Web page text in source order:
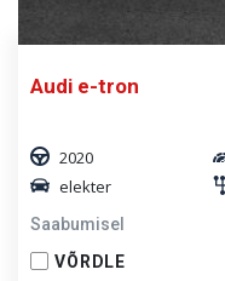
Audi e-tron
2020
elekter
Saabumisel
VÕRDLE